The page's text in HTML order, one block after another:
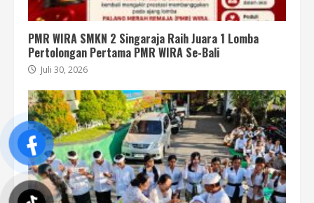
PMR WIRA SMKN 2 Singaraja Raih Juara 1 Lomba
Pertolongan Pertama PMR WIRA Se-Bali
Juli 30, 2026